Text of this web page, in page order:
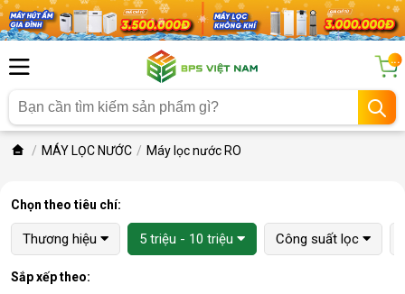
...
MÁY LỌC NƯỚC Máy lọc nước RO
Chọn theo tiêu chí:
Thương hiệu 5 triệu - 10 triệu Công suất lọc
Sắp xếp theo: